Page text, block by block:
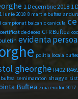
1 Decembrie 2018 1
1 iunie 2018 8 martie buftea
campionat balcanic canicula
certificat de deces CFR Buftea
evidenta
politia locala
gheorghe R402
semimaraton shagya
Buftea ziua eroilor 2017